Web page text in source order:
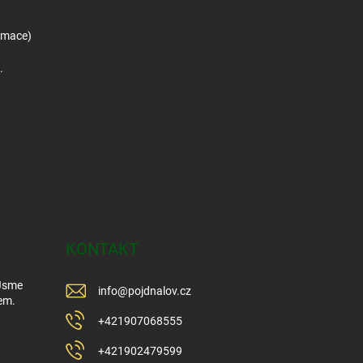
KONTAKT
info@pojdnalov.cz
+421907068555
+421902479599